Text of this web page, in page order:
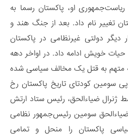
او، پاکستان رسما به
تغییر نام داد. بعد از جنگ هند و
در سال 1971 یک‌بار دیگر دولتی غیرنظامی در پاکستان
آمد که تا سال1977 به حیات خویش ادامه داد. در اواخر دهه
که متهم به قتل یک مخالف سیاسی شده
پی سومین کودتای تاریخ پاکستان رخ
در ژوئن سال1979 توسط ژنرال ضیاء‌الحق، رئیس ستاد ارتش
سومین رئیس‌جمهور نظامی
پاکستان را منحل و تمامی